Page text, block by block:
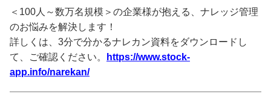
＜100人～数万名規模＞の企業様が抱える、ナレッジ管理
のお悩みを解決します！
詳しくは、3分で分かるナレカン資料をダウンロードし
て、ご確認ください。
https://www.stock-
app.info/narekan/